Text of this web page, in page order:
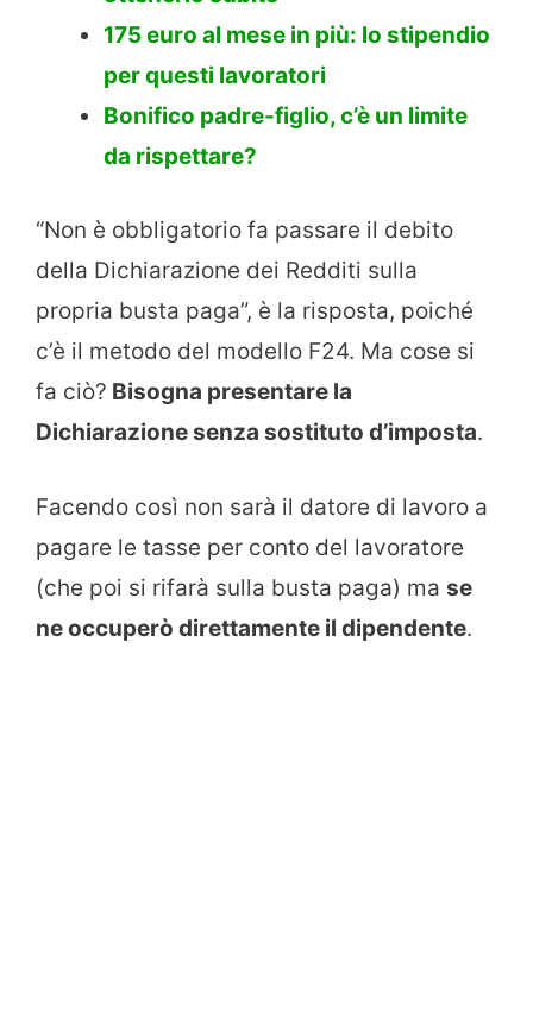
175 euro al mese in più: lo stipendio
per questi lavoratori
Bonifico padre-figlio, c’è un limite
da rispettare?
“Non è obbligatorio fa passare il debito
della Dichiarazione dei Redditi sulla
propria busta paga”, è la risposta, poiché
c’è il metodo del modello F24. Ma cose si
fa ciò? Bisogna presentare la
Dichiarazione senza sostituto d’imposta.
Facendo così non sarà il datore di lavoro a
pagare le tasse per conto del lavoratore
(che poi si rifarà sulla busta paga) ma se
ne occuperò direttamente il dipendente.